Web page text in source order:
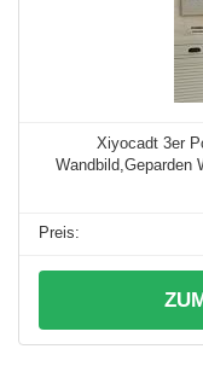
Xiyocadt 3er
Wandbild,Geparden